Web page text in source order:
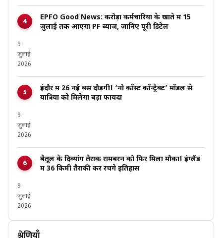
EPFO Good News: करोड़ों कर्मचारियों के खाते में 15
जुलाई तक आएगा PF ब्याज, जानिए पूरी डिटेल
9
जुलाई
2026
इंदौर में 26 नई बसें दौड़ेंगी! ‘नो कॉस्ट कॉन्ट्रैक्ट’ मॉडल से
यात्रियों को मिलेगा बड़ा फायदा
9
जुलाई
2026
बैतूल के दिव्यांग तैराक रामबरन को फिर मिला मौका! इंग्लैंड
में 36 किमी तैराकी कर रचेंगे इतिहास
9
जुलाई
2026